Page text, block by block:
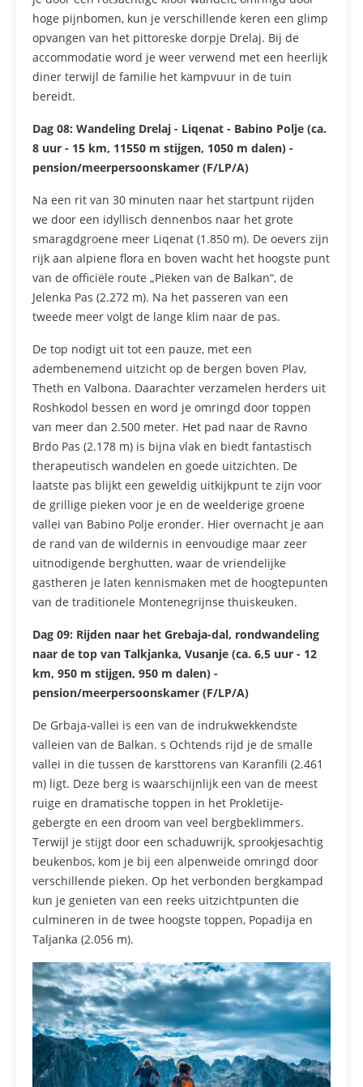
hoge pijnbomen, kun je verschillende keren een glimp
opvangen van het pittoreske dorpje Drelaj. Bij de
accommodatie word je weer verwend met een heerlijk
diner terwijl de familie het kampvuur in de tuin
bereidt.
Dag 08: Wandeling Drelaj - Liqenat - Babino Polje (ca.
8 uur - 15 km, 11550 m stijgen, 1050 m dalen) -
pension/meerpersoonskamer (F/LP/A)
Na een rit van 30 minuten naar het startpunt rijden
we door een idyllisch dennenbos naar het grote
smaragdgroene meer Liqenat (1.850 m). De oevers zijn
rijk aan alpiene flora en boven wacht het hoogste punt
van de officiële route „Pieken van de Balkan“, de
Jelenka Pas (2.272 m). Na het passeren van een
tweede meer volgt de lange klim naar de pas.
De top nodigt uit tot een pauze, met een
adembenemend uitzicht op de bergen boven Plav,
Theth en Valbona. Daarachter verzamelen herders uit
Roshkodol bessen en word je omringd door toppen
van meer dan 2.500 meter. Het pad naar de Ravno
Brdo Pas (2.178 m) is bijna vlak en biedt fantastisch
therapeutisch wandelen en goede uitzichten. De
laatste pas blijkt een geweldig uitkijkpunt te zijn voor
de grillige pieken voor je en de weelderige groene
vallei van Babino Polje eronder. Hier overnacht je aan
de rand van de wildernis in eenvoudige maar zeer
uitnodigende berghutten, waar de vriendelijke
gastheren je laten kennismaken met de hoogtepunten
van de traditionele Montenegrijnse thuiskeuken.
Dag 09: Rijden naar het Grebaja-dal, rondwandeling
naar de top van Talkjanka, Vusanje (ca. 6,5 uur - 12
km, 950 m stijgen, 950 m dalen) -
pension/meerpersoonskamer (F/LP/A)
De Grbaja-vallei is een van de indrukwekkendste
valleien van de Balkan. s Ochtends rijd je de smalle
vallei in die tussen de karsttorens van Karanfili (2.461
m) ligt. Deze berg is waarschijnlijk een van de meest
ruige en dramatische toppen in het Prokletije-
gebergte en een droom van veel bergbeklimmers.
Terwijl je stijgt door een schaduwrijk, sprookjesachtig
beukenbos, kom je bij een alpenweide omringd door
verschillende pieken. Op het verbonden bergkampad
kun je genieten van een reeks uitzichtpunten die
culmineren in de twee hoogste toppen, Popadija en
Taljanka (2.056 m).